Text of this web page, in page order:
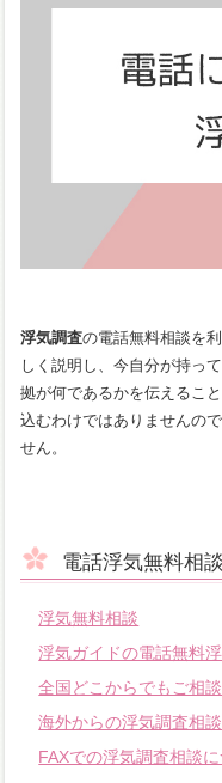
浮気調査の電話無料相談を
しく説明し、今自分が持っ
拠が何であるかを伝えるこ
込むわけではありませんの
せん。
電話浮気無料相
浮気無料相談
浮気ガイドの電話無料
全国どこからでもご相
海外からの浮気調査相
FAXでの浮気調査相談